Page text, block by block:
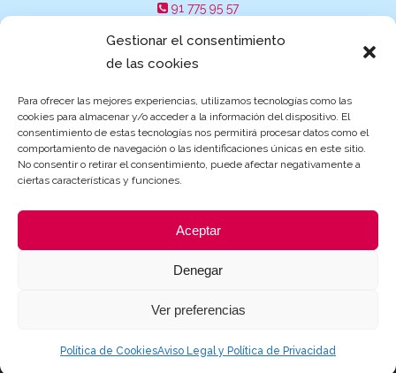
Gestionar el consentimiento
de las cookies
Para ofrecer las mejores experiencias, utilizamos tecnologías como las
cookies para almacenar y/o acceder a la información del dispositivo. El
consentimiento de estas tecnologías nos permitirá procesar datos como el
comportamiento de navegación o las identificaciones únicas en este sitio.
No consentir o retirar el consentimiento, puede afectar negativamente a
ciertas características y funciones.
Aceptar
Denegar
Ver preferencias
Política de CookiesAviso Legal y Política de Privacidad
91 775 95 57
Becas y ayudas de Educación
Cookies
| Página creada por ProvidersWeb